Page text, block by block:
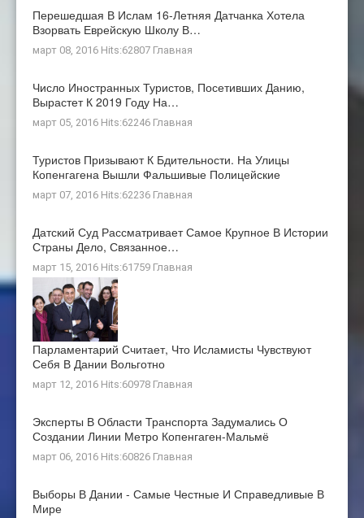
Перешедшая В Ислам 16-Летняя Датчанка Хотела
Взорвать Еврейскую Школу В…
март 08, 2016 Hits:62807 Главная
Число Иностранных Туристов, Посетивших Данию,
Вырастет К 2019 Году На…
март 05, 2016 Hits:62246 Главная
Туристов Призывают К Бдительности. На Улицы
Копенгагена Вышли Фальшивые Полицейские
март 07, 2016 Hits:62236 Главная
Датский Суд Рассматривает Самое Крупное В Истории
Страны Дело, Связанное…
март 15, 2016 Hits:61759 Главная
Парламентарий Считает, Что Исламисты Чувствуют
Себя В Дании Вольготно
март 12, 2016 Hits:60978 Главная
Эксперты В Области Транспорта Задумались О
Создании Линии Метро Копенгаген-Мальмё
март 06, 2016 Hits:60826 Главная
Выборы В Дании - Самые Честные И Справедливые В
Мире